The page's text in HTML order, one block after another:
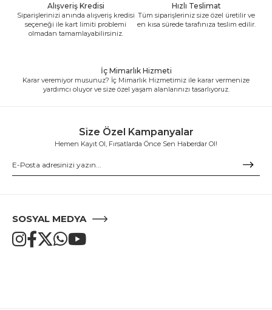
Alışveriş Kredisi
Siparişlerinizi anında alışveriş kredisi
seçeneği ile kart limiti problemi
olmadan tamamlayabilirsiniz.
Hızlı Teslimat
Tüm siparişleriniz size özel üretilir ve
en kısa sürede tarafınıza teslim edilir.
İç Mimarlık Hizmeti
Karar veremiyor musunuz? İç Mimarlık Hizmetimiz ile karar vermenize
yardımcı oluyor ve size özel yaşam alanlarınızı tasarlıyoruz.
Size Özel Kampanyalar
Hemen Kayıt Ol, Fırsatlarda Önce Sen Haberdar Ol!
SOSYAL MEDYA